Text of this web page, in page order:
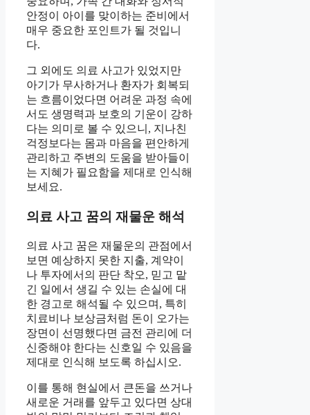
안정이 아이를 맞이하는 준비에서
매우 중요한 포인트가 될 것입니
다.
그 외에도 의료 사고가 있었지만
아기가 무사하거나 환자가 회복되
는 흐름이었다면 어려운 과정 속에
서도 생명력과 보호의 기운이 강하
다는 의미로 볼 수 있으니, 지나친
걱정보다는 몸과 마음을 편안하게
관리하고 주변의 도움을 받아들이
는 지혜가 필요함을 제대로 인식해
보세요.
의료 사고 꿈의 재물운 해석
의료 사고 꿈은 재물운의 관점에서
보면 예상하지 못한 지출, 계약이
나 투자에서의 판단 착오, 믿고 맡
긴 일에서 생길 수 있는 손실에 대
한 경고로 해석될 수 있으며, 특히
치료비나 보상금처럼 돈이 오가는
장면이 선명했다면 금전 관리에 더
신중해야 한다는 신호일 수 있음을
제대로 인식해 보도록 하십시오.
이를 통해 현실에서 큰돈을 쓰거나
새로운 거래를 앞두고 있다면 상대